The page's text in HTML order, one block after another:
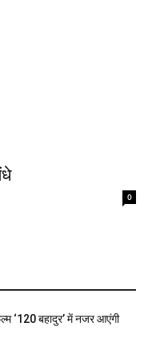
0
‘120 बहादुर’ में नजर आएंगी